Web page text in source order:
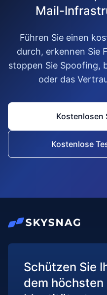
Mail-
Führen Sie einen
durch, erkennen Sie
stoppen Sie Spoofing,
oder das
Kostenlosen
Kostenlose
Schützen Sie
dem höchsten